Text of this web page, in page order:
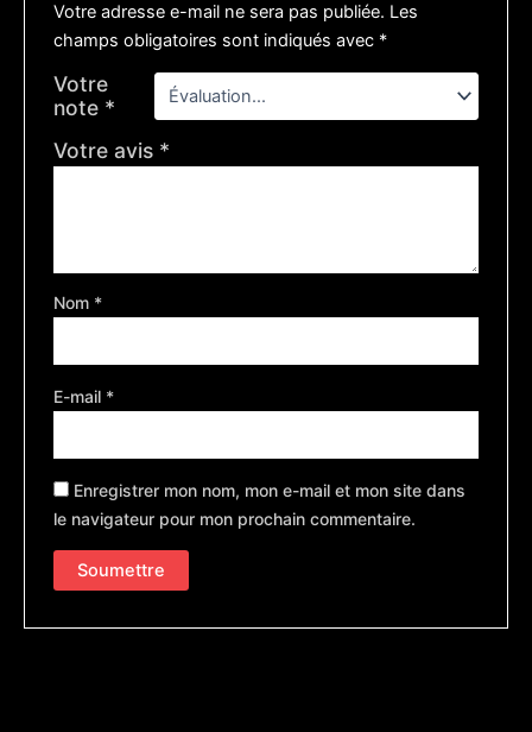
Votre adresse e-mail ne sera pas publiée. Les
champs obligatoires sont indiqués avec *
Votre
note *
Votre avis *
Nom *
E-mail *
Enregistrer mon nom, mon e-mail et mon site dans
le navigateur pour mon prochain commentaire.